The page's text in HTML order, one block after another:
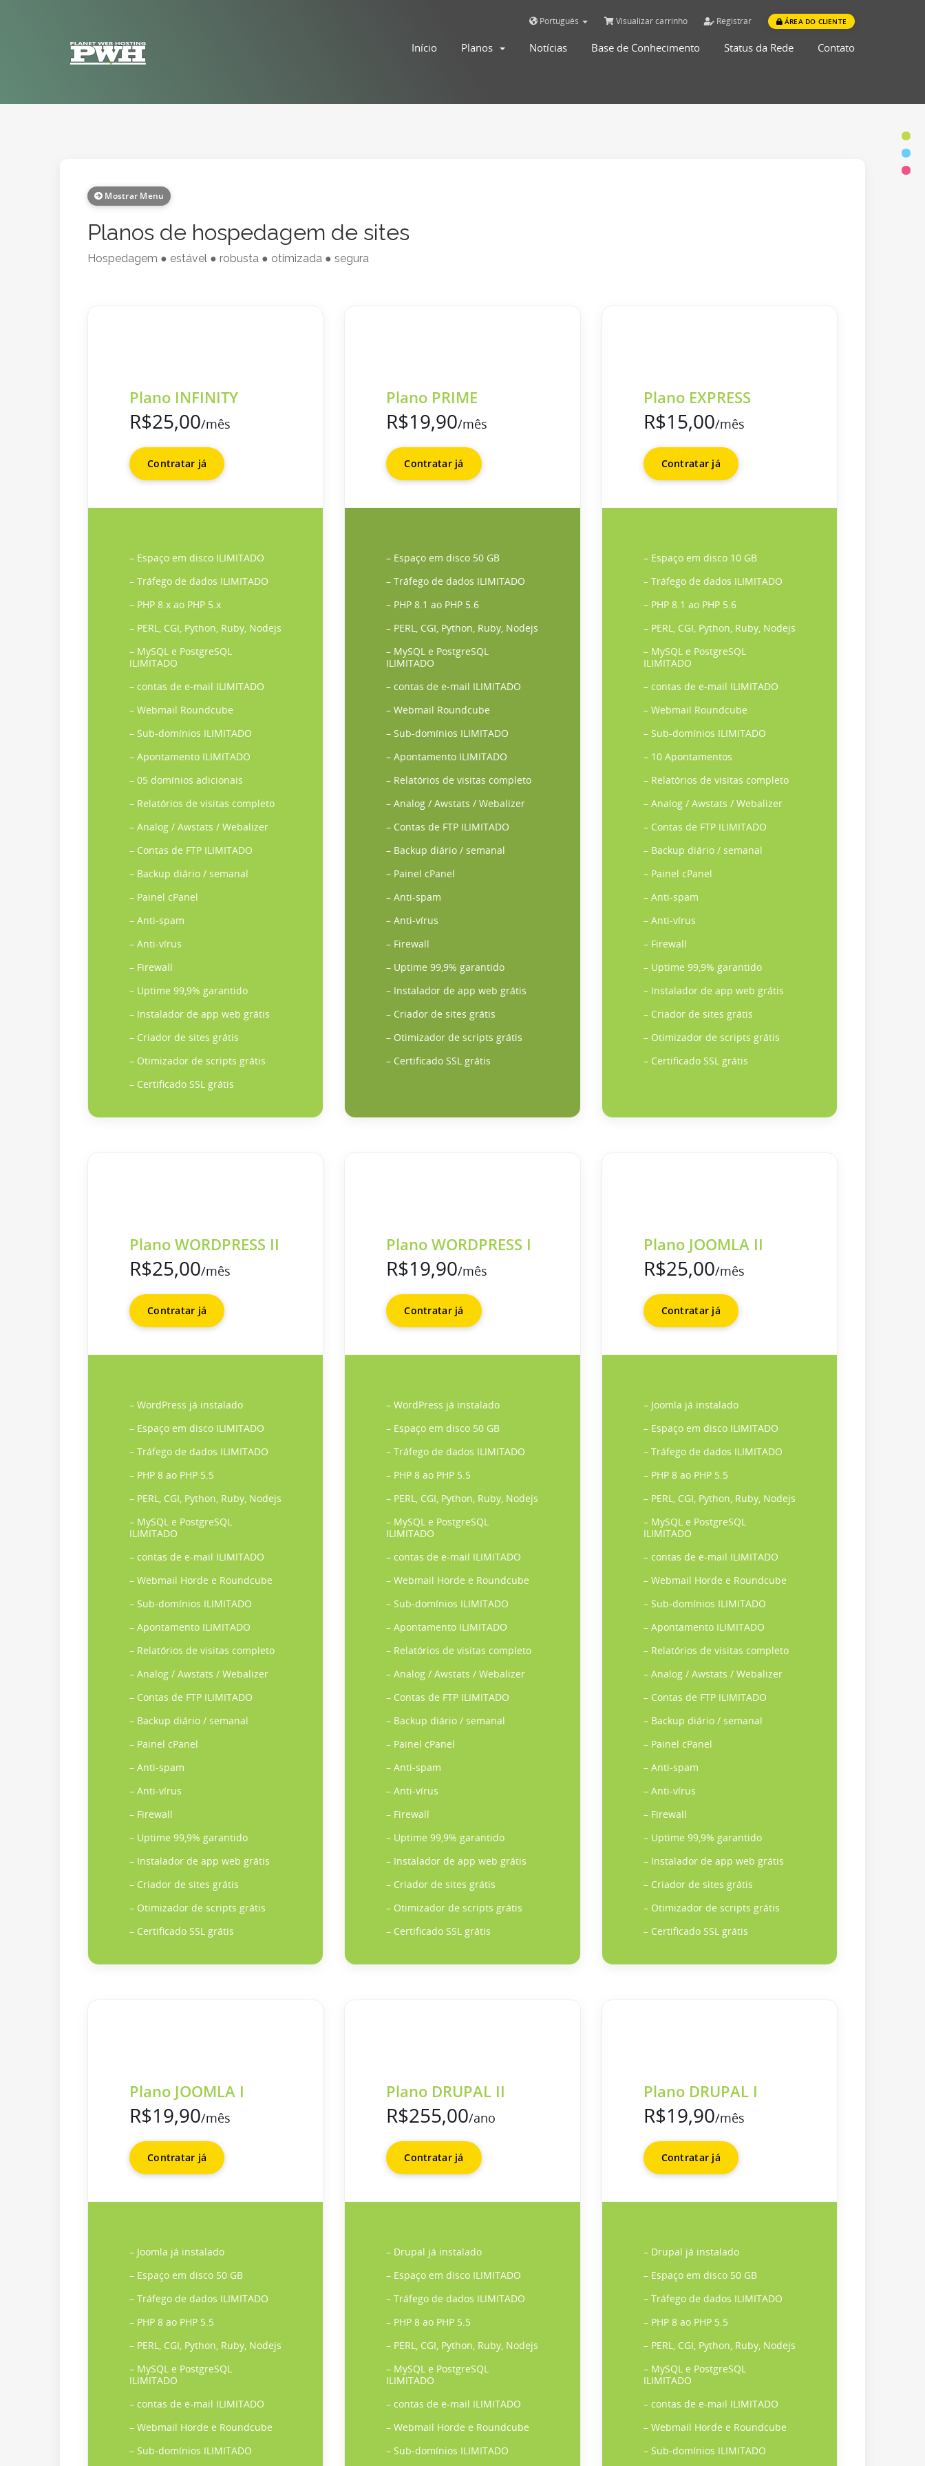
Português Visualizar carrinho Registrar ÁREA DO CLIENTE
Início Planos Notícias Base de Conhecimento Status da Rede Contato
Mostrar Menu
Planos de hospedagem de sites
Hospedagem ● estável ● robusta ● otimizada ● segura
Plano INFINITY
R$25,00/mês
Contratar já
– Espaço em disco ILIMITADO
– Tráfego de dados ILIMITADO
– PHP 8.x ao PHP 5.x
– PERL, CGI, Python, Ruby, Nodejs
– MySQL e PostgreSQL
ILIMITADO
– contas de e-mail ILIMITADO
– Webmail Roundcube
– Sub-domínios ILIMITADO
– Apontamento ILIMITADO
– 05 domínios adicionais
– Relatórios de visitas completo
– Analog / Awstats / Webalizer
– Contas de FTP ILIMITADO
– Backup diário / semanal
– Painel cPanel
– Anti-spam
– Anti-vírus
– Firewall
– Uptime 99,9% garantido
– Instalador de app web grátis
– Criador de sites grátis
– Otimizador de scripts grátis
– Certificado SSL grátis
Plano PRIME
R$19,90/mês
Contratar já
– Espaço em disco 50 GB
– Tráfego de dados ILIMITADO
– PHP 8.1 ao PHP 5.6
– PERL, CGI, Python, Ruby, Nodejs
– MySQL e PostgreSQL
ILIMITADO
– contas de e-mail ILIMITADO
– Webmail Roundcube
– Sub-domínios ILIMITADO
– Apontamento ILIMITADO
– Relatórios de visitas completo
– Analog / Awstats / Webalizer
– Contas de FTP ILIMITADO
– Backup diário / semanal
– Painel cPanel
– Anti-spam
– Anti-vírus
– Firewall
– Uptime 99,9% garantido
– Instalador de app web grátis
– Criador de sites grátis
– Otimizador de scripts grátis
– Certificado SSL grátis
Plano EXPRESS
R$15,00/mês
Contratar já
– Espaço em disco 10 GB
– Tráfego de dados ILIMITADO
– PHP 8.1 ao PHP 5.6
– PERL, CGI, Python, Ruby, Nodejs
– MySQL e PostgreSQL
ILIMITADO
– contas de e-mail ILIMITADO
– Webmail Roundcube
– Sub-domínios ILIMITADO
– 10 Apontamentos
– Relatórios de visitas completo
– Analog / Awstats / Webalizer
– Contas de FTP ILIMITADO
– Backup diário / semanal
– Painel cPanel
– Anti-spam
– Anti-vírus
– Firewall
– Uptime 99,9% garantido
– Instalador de app web grátis
– Criador de sites grátis
– Otimizador de scripts grátis
– Certificado SSL grátis
Plano WORDPRESS II
R$25,00/mês
Contratar já
– WordPress já instalado
– Espaço em disco ILIMITADO
– Tráfego de dados ILIMITADO
– PHP 8 ao PHP 5.5
– PERL, CGI, Python, Ruby, Nodejs
– MySQL e PostgreSQL
ILIMITADO
– contas de e-mail ILIMITADO
– Webmail Horde e Roundcube
– Sub-domínios ILIMITADO
– Apontamento ILIMITADO
– Relatórios de visitas completo
– Analog / Awstats / Webalizer
– Contas de FTP ILIMITADO
– Backup diário / semanal
– Painel cPanel
– Anti-spam
– Anti-vírus
– Firewall
– Uptime 99,9% garantido
– Instalador de app web grátis
– Criador de sites grátis
– Otimizador de scripts grátis
– Certificado SSL grátis
Plano WORDPRESS I
R$19,90/mês
Contratar já
– WordPress já instalado
– Espaço em disco 50 GB
– Tráfego de dados ILIMITADO
– PHP 8 ao PHP 5.5
– PERL, CGI, Python, Ruby, Nodejs
– MySQL e PostgreSQL
ILIMITADO
– contas de e-mail ILIMITADO
– Webmail Horde e Roundcube
– Sub-domínios ILIMITADO
– Apontamento ILIMITADO
– Relatórios de visitas completo
– Analog / Awstats / Webalizer
– Contas de FTP ILIMITADO
– Backup diário / semanal
– Painel cPanel
– Anti-spam
– Anti-vírus
– Firewall
– Uptime 99,9% garantido
– Instalador de app web grátis
– Criador de sites grátis
– Otimizador de scripts grátis
– Certificado SSL grátis
Plano JOOMLA II
R$25,00/mês
Contratar já
– Joomla já instalado
– Espaço em disco ILIMITADO
– Tráfego de dados ILIMITADO
– PHP 8 ao PHP 5.5
– PERL, CGI, Python, Ruby, Nodejs
– MySQL e PostgreSQL
ILIMITADO
– contas de e-mail ILIMITADO
– Webmail Horde e Roundcube
– Sub-domínios ILIMITADO
– Apontamento ILIMITADO
– Relatórios de visitas completo
– Analog / Awstats / Webalizer
– Contas de FTP ILIMITADO
– Backup diário / semanal
– Painel cPanel
– Anti-spam
– Anti-vírus
– Firewall
– Uptime 99,9% garantido
– Instalador de app web grátis
– Criador de sites grátis
– Otimizador de scripts grátis
– Certificado SSL grátis
Plano JOOMLA I
R$19,90/mês
Contratar já
– Joomla já instalado
– Espaço em disco 50 GB
– Tráfego de dados ILIMITADO
– PHP 8 ao PHP 5.5
– PERL, CGI, Python, Ruby, Nodejs
– MySQL e PostgreSQL
ILIMITADO
– contas de e-mail ILIMITADO
– Webmail Horde e Roundcube
– Sub-domínios ILIMITADO
Plano DRUPAL II
R$255,00/ano
Contratar já
– Drupal já instalado
– Espaço em disco ILIMITADO
– Tráfego de dados ILIMITADO
– PHP 8 ao PHP 5.5
– PERL, CGI, Python, Ruby, Nodejs
– MySQL e PostgreSQL
ILIMITADO
– contas de e-mail ILIMITADO
– Webmail Horde e Roundcube
– Sub-domínios ILIMITADO
Plano DRUPAL I
R$19,90/mês
Contratar já
– Drupal já instalado
– Espaço em disco 50 GB
– Tráfego de dados ILIMITADO
– PHP 8 ao PHP 5.5
– PERL, CGI, Python, Ruby, Nodejs
– MySQL e PostgreSQL
ILIMITADO
– contas de e-mail ILIMITADO
– Webmail Horde e Roundcube
– Sub-domínios ILIMITADO